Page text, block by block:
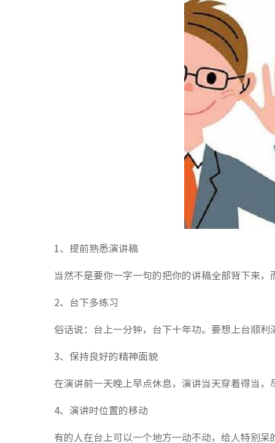
1、提前熟悉演讲稿
当然不是要你一字一句的把你的讲稿全部背下来，
2、台下多练习
俗话说：台上一分钟，台下十年功。要想上台顺利
3、保持良好的精神面貌
在演讲前一天晚上早点休息，演讲当天穿着得当，
4、演讲时位置的移动
有的人在台上可以一个地方一动不动，给人特别呆